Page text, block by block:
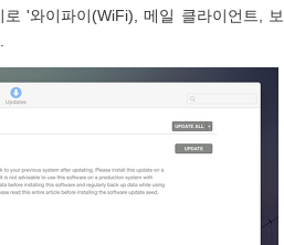
'와이파이(WiFi), 메일 클라이언트, 보